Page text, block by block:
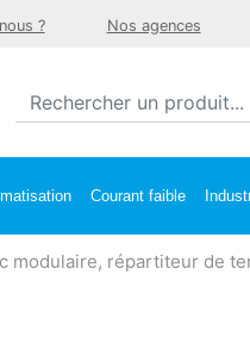
? Nos agences
Courant faible
modulaire, répartiteur de